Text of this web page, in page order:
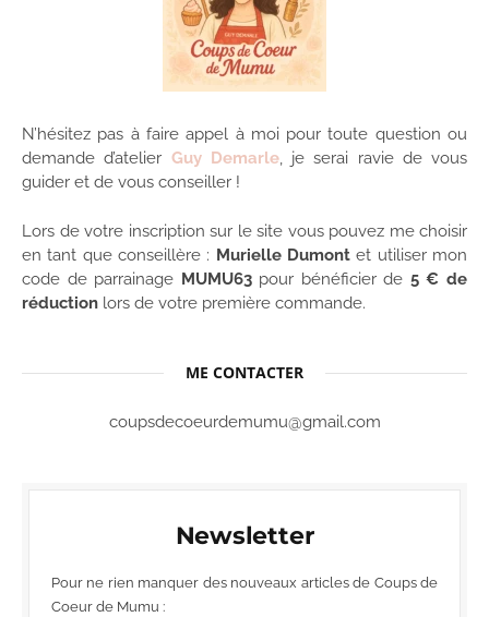
N’hésitez pas à faire appel à moi pour toute question ou
demande d’atelier Guy Demarle, je serai ravie de vous
guider et de vous conseiller !
Lors de votre inscription sur le site vous pouvez me choisir
en tant que conseillère : Murielle Dumont et utiliser mon
code de parrainage MUMU63pour bénéficier de 5 € de
réduction lors de votre première commande.
ME CONTACTER
coupsdecoeurdemumu@gmail.com
Newsletter
Pour ne rien manquer des nouveaux articles de Coups de
Coeur de Mumu :